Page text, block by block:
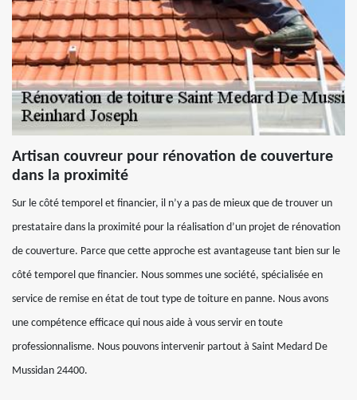
Artisan couvreur pour rénovation de couverture
dans la proximité
Sur le côté temporel et financier, il n’y a pas de mieux que de trouver un
prestataire dans la proximité pour la réalisation d’un projet de rénovation
de couverture. Parce que cette approche est avantageuse tant bien sur le
côté temporel que financier. Nous sommes une société, spécialisée en
service de remise en état de tout type de toiture en panne. Nous avons
une compétence efficace qui nous aide à vous servir en toute
professionnalisme. Nous pouvons intervenir partout à Saint Medard De
Mussidan 24400.